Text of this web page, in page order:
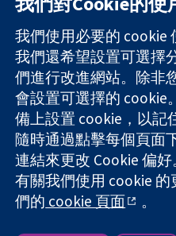
可信任實證
知情決定
更完善的健康照
護
London
W1G
United
The Cochrane Collaboration is
company limited by guarantee
England & Wales. VAT
版權所有 © 2026 The Cochrane
網站條款與條件|免責聲明|隱
我們使用必要的 cookie
我們還希望設置可選擇
們進行改進網站。除非
會設置可選擇的 cookie
備上設置 cookie，以記
隨時通過點擊每個頁面
連結來更改 Cookie 偏好
有關我們使用 cookie
們的 cookie 頁面 。